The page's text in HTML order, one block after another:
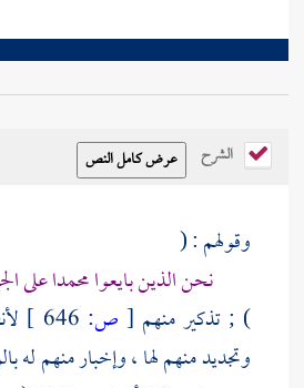
الشرح
وقولهم : (
نحن الذين بايعوامحمداعلى
) ; تذكير منهم [ ص:
وتجديد منهم لها ، وإخبار منهم له